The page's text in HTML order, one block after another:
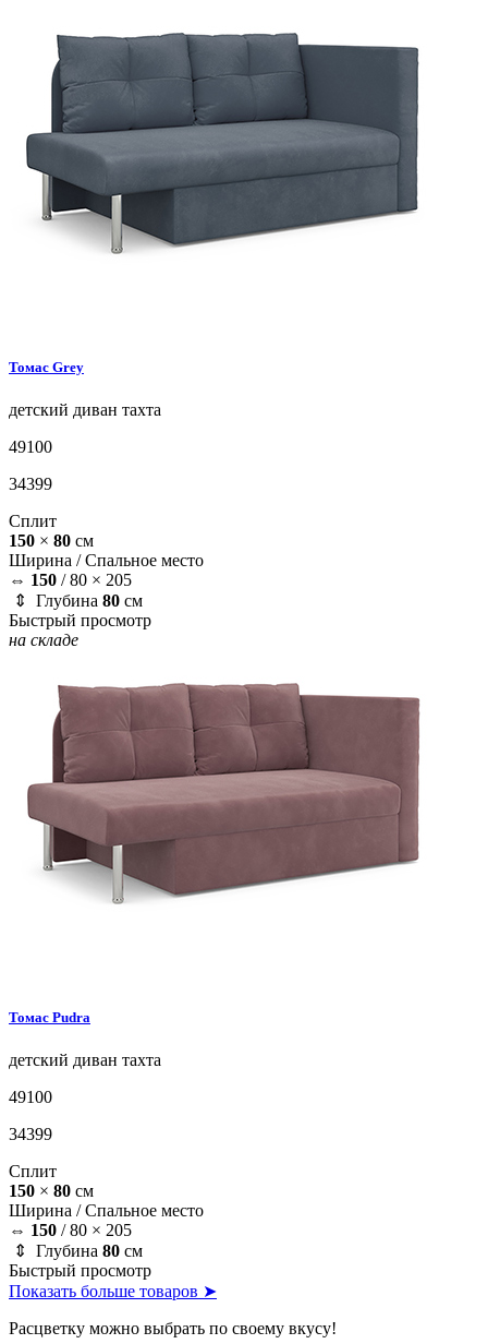
Томас Grey
детский диван тахта
49100
34399
Сплит
150 × 80 см
Ширина /Спальное место
⇔ 150 /80 × 205
⇕ Глубина 80 см
Быстрый просмотр
на складе
Томас Pudra
детский диван тахта
49100
34399
Сплит
150 × 80 см
Ширина /Спальное место
⇔ 150 /80 × 205
⇕ Глубина 80 см
Быстрый просмотр
Показать больше товаров ➤
Расцветку можно выбрать по своему вкусу!